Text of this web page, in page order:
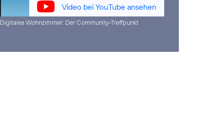
Video bei YouTube ansehen
Digitales Wohnzimmer: Der Community-Treffpunkt